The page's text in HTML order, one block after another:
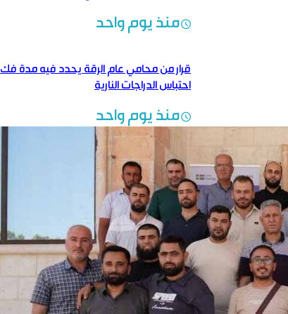
منذ يوم واحد
قرار من محامي عام الرقة يحدد فيه مدة فك
احتباس الدراجات النارية
منذ يوم واحد